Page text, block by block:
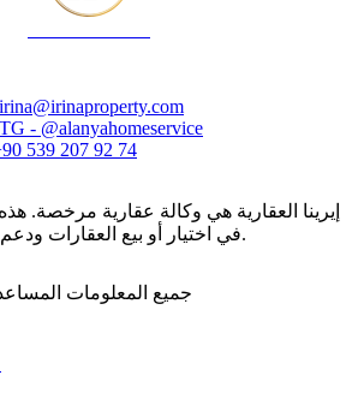
irina@irinaproperty.com
TG - @alanyahomeservice
539 207 92 74
إيرينا العقارية هي وكالة عقارية مرخصة.
في اختيار أو بيع العقارات ودعم معاملة تسليم المفتاح.
جميع المعلومات